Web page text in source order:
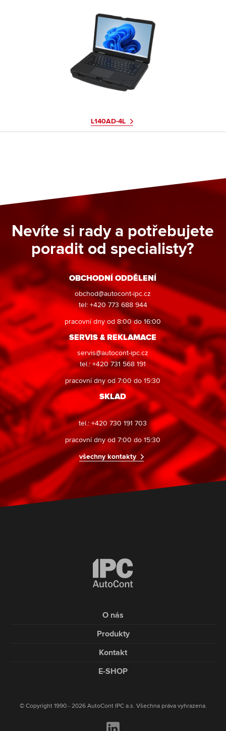
L140AD-4L
Nevíte si rady a potřebujete
poradit od specialisty?
OBCHODNÍ ODDĚLENÍ
obchod@autocont-ipc.cz
tel: +420 773 688 944
pracovní dny od 8:00 do 16:00
SERVIS & REKLAMACE
servis@autocont-ipc.cz
tel.: +420 731 568 191
pracovní dny od 7:00 do 15:30
SKLAD
tel.: +420 730 191 703
pracovní dny od 7:00 do 15:30
všechny kontakty
O nás
Produkty
Kontakt
E-SHOP
© Copyright 1990 - 2026 AutoCont IPC a.s. Všechna práva vyhrazena.